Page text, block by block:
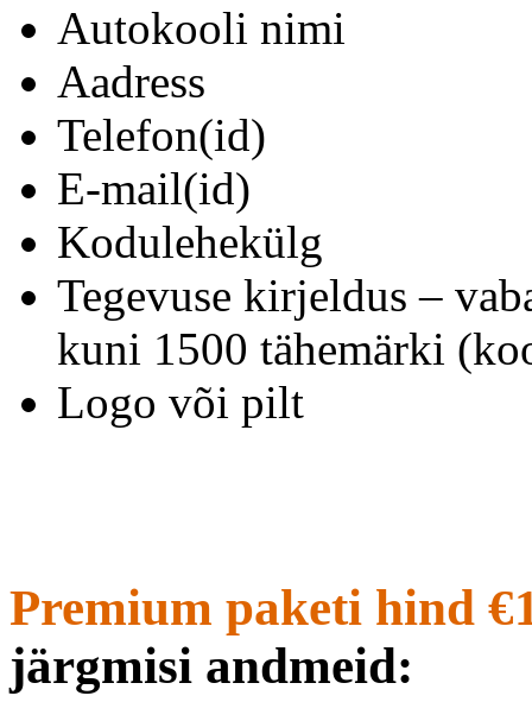
Autokooli nimi
Aadress
Telefon(id)
E-mail(id)
Kodulehekülg
Tegevuse kirjeldus –
kuni 1500 tähemärki
Logo või pilt
Premium paketi hind
järgmisi andmeid: